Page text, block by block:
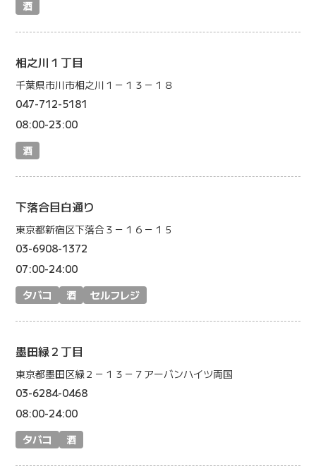
酒
相之川１丁目
千葉県市川市相之川１－１３－１８
047-712-5181
08:00-23:00
酒
下落合目白通り
東京都新宿区下落合３－１６－１５
03-6908-1372
07:00-24:00
タバコ
酒 セルフレジ
墨田緑２丁目
東京都墨田区緑２－１３－７アーバンハイツ両国
03-6284-0468
08:00-24:00
タバコ
酒